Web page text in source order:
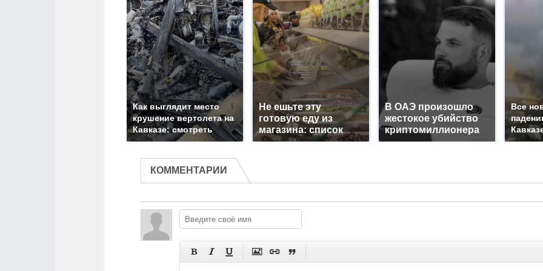
Как выглядит место
крушение вертолета на
Кавказе: смотреть
Не ешьте эту
готовую еду из
магазина: список
В ОАЭ произошло
жестокое убийство
криптомиллионера
Все
КОММЕНТАРИИ
     